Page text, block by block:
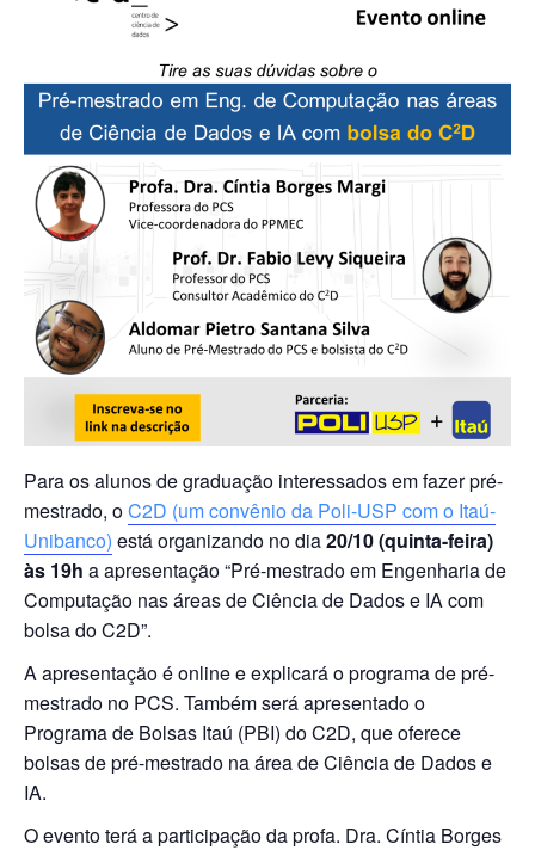
Para os alunos de graduação interessados em fazer pré-
mestrado, oC2D (um convênio da Poli-USP com o Itaú-
Unibanco) está organizando no dia20/10 (quinta-feira)
às 19h a apresentação “Pré-mestrado em Engenharia de
Computação nas áreas de Ciência de Dados e IA com
bolsa do C2D”.
A apresentação é online e explicará o programa de pré-
mestrado no PCS. Também será apresentado o
Programa de Bolsas Itaú (PBI) do C2D, que oferece
bolsas de pré-mestrado na área de Ciência de Dados e
IA.
O evento terá a participação da profa. Dra. Cíntia Borges